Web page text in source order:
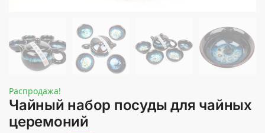
Распродажа!
Чайный набор посуды для чайных
церемоний